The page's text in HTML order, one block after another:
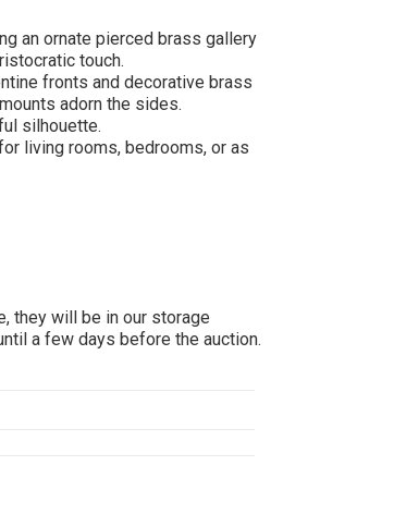
an ornate pierced brass gallery
touch.
fronts and decorative brass
adorn the sides.
silhouette.
living rooms, bedrooms, or as
they will be in our storage
a few days before the auction.